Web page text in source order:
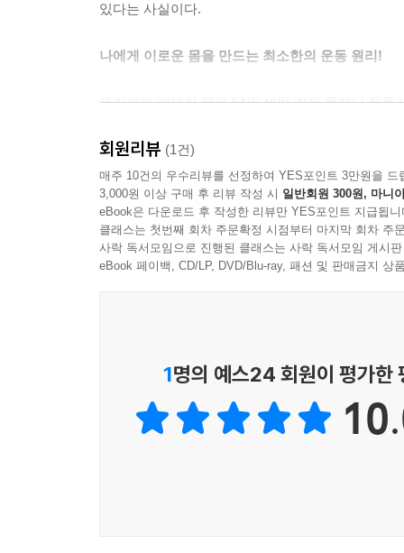
있다는 사실이다.
나에게 이로운 몸을 만드는 최소한의 운동 원리!
우리에게 필요한 몸은 SNS 셀럽 같은 몸매나 운
체력이다. 자기의 생활이 던져 주는 과제를 무난
그러기 위해서는 체력을 기르는 운동을 하는 동
자칫 부상으로 이어질 수도 있기 때문이다. 그래
걷기와 달리기, 하체 운동과 상체 운동의 가장 기
단순히 ‘이 동작은 이렇게 하면 끝’ 식의 설명에
힘의 근원인 이유
흔히들 코어 운동을 코어 근육을 강화하는 운동
비롯해 코어 근육이 관여하는 움직임들을 올바
회원리뷰 (1건)
매주 10건의 우수리뷰를 선정하여 YES포인트 3만원을 드
3,000원 이상 구매 후 리뷰 작성 시 일반회원 300원, 마니
eBook은 다운로드 후 작성한 리뷰만 YES포인트 지급됩니
클래스는 첫번째 회차 주문확정 시점부터 마지막 회차 주
사락 독서모임으로 진행된 클래스는 사락 독서모임 게시
eBook 페이백, CD/LP, DVD/Blu-ray, 패션 및 판매금지 상
1명의 예스24 회원이 평가한